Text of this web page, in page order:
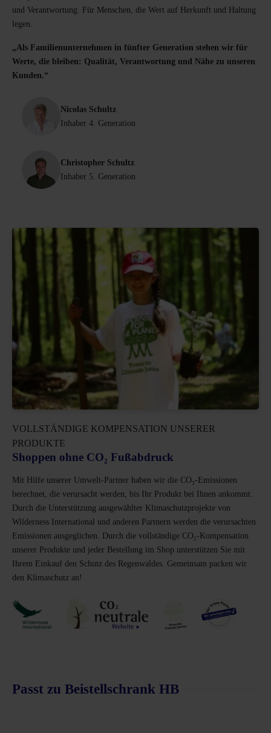
und Verantwortung. Für Menschen, die Wert auf Herkunft und Haltung
legen.
„Als Familienunternehmen in fünfter Generation stehen wir für
Werte, die bleiben: Qualität, Verantwortung und Nähe zu unseren
Kunden.“
Nicolas Schultz
Inhaber 4. Generation
Christopher Schultz
Inhaber 5. Generation
VOLLSTÄNDIGE KOMPENSATION UNSERER
PRODUKTE
Shoppen ohne CO₂ Fußabdruck
Mit Hilfe unserer Umwelt-Partner haben wir die CO₂-Emissionen
berechnet, die verursacht werden, bis Ihr Produkt bei Ihnen ankommt.
Durch die Unterstützung ausgewählter Klimaschutzprojekte von
Wilderness International und anderen Partnern werden die verursachten
Emissionen ausgeglichen. Durch die vollständige CO₂-Kompensation
unserer Produkte und jeder Bestellung im Shop unterstützen Sie mit
Ihrem Einkauf den Schutz des Regenwaldes. Gemeinsam packen wir
den Klimaschutz an!
Passt zu Beistellschrank HB